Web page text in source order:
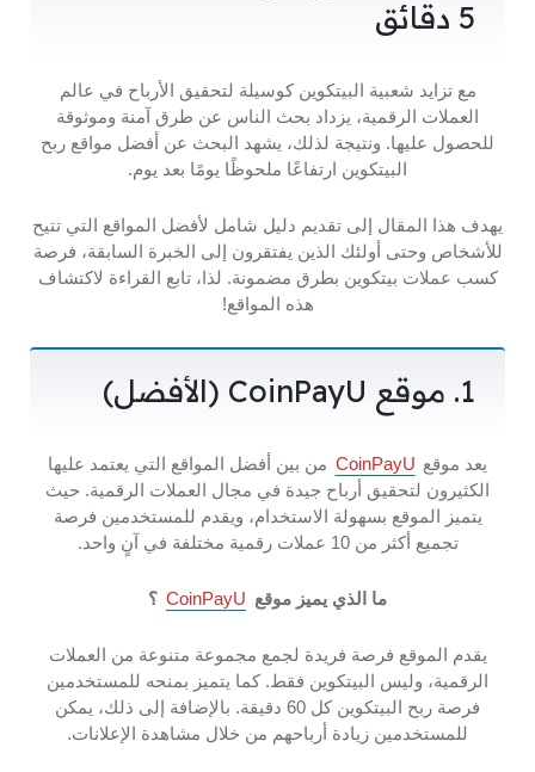
5 دقائق
مع تزايد شعبية البيتكوين كوسيلة لتحقيق الأرباح في عالم
العملات الرقمية، يزداد بحث الناس عن طرق آمنة وموثوقة
للحصول عليها. ونتيجة لذلك، يشهد البحث عن أفضل مواقع ربح
البيتكوين ارتفاعًا ملحوظًا يومًا بعد يوم.
يهدف هذا المقال إلى تقديم دليل شامل لأفضل المواقع التي تتيح
للأشخاص وحتى أولئك الذين يفتقرون إلى الخبرة السابقة، فرصة
كسب عملات بيتكوين بطرق مضمونة. لذا، تابع القراءة لاكتشاف
هذه المواقع!
1. موقع CoinPayU (الأفضل)
يعد موقع CoinPayU من بين أفضل المواقع التي يعتمد عليها
الكثيرون لتحقيق أرباح جيدة في مجال العملات الرقمية. حيث
يتميز الموقع بسهولة الاستخدام، ويقدم للمستخدمين فرصة
تجميع أكثر من 10 عملات رقمية مختلفة في آنٍ واحد.
ما الذي يميز موقع CoinPayU ؟
يقدم الموقع فرصة فريدة لجمع مجموعة متنوعة من العملات
الرقمية، وليس البيتكوين فقط. كما يتميز بمنحه للمستخدمين
فرصة ربح البيتكوين كل 60 دقيقة. بالإضافة إلى ذلك، يمكن
للمستخدمين زيادة أرباحهم من خلال مشاهدة الإعلانات.